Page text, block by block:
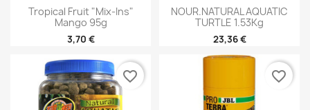
Tropical Fruit "Mix-Ins"
Mango 95g
3,70 €
NOUR.NATURAL AQUATIC
TURTLE 1.53Kg
23,36 €
favorite_border favorite_border